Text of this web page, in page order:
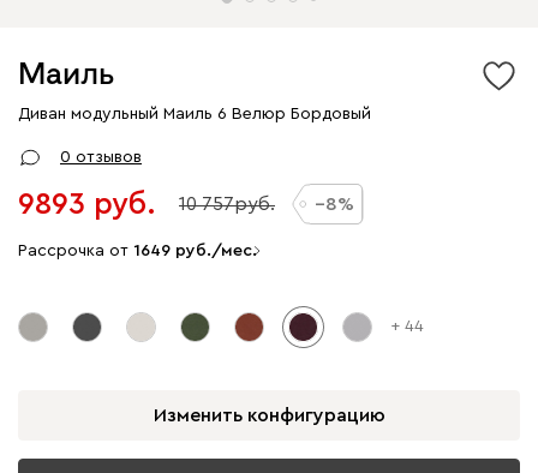
Маиль
Диван модульный Маиль 6 Велюр Бордовый
0 отзывов
9893 10 757 8
Рассрочка от 1649 /мес.
+ 44
Изменить конфигурацию